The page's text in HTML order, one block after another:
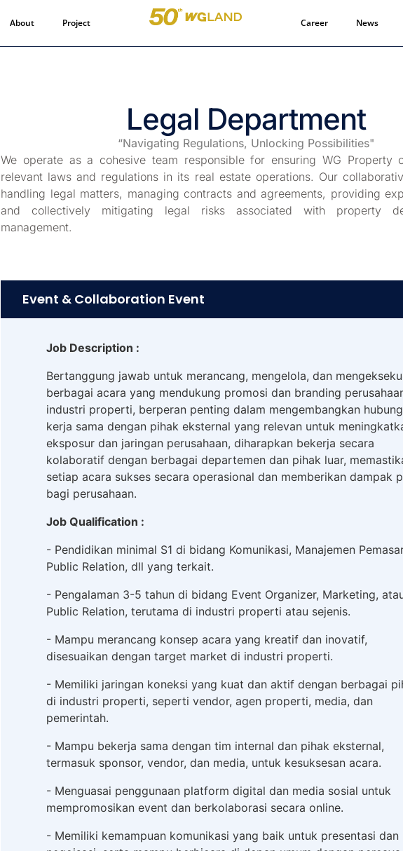
About Project Career News
Legal Department
“Navigating Regulations, Unlocking Possibilities"
We operate as a cohesive team responsible for ensuring WG Property
relevant laws and regulations in its real estate operations. Our
handling legal matters, managing contracts and agreements, providing
and collectively mitigating legal risks associated with property
management.
Event & Collaboration Event
Job Description :
Bertanggung jawab untuk merancang, mengelola, dan
berbagai acara yang mendukung promosi dan branding
industri properti, berperan penting dalam mengembangkan
kerja sama dengan pihak eksternal yang relevan untuk
eksposur dan jaringan perusahaan, diharapkan bekerja secara
kolaboratif dengan berbagai departemen dan pihak luar,
setiap acara sukses secara operasional dan memberikan dampak
bagi perusahaan.
Job Qualification :
- Pendidikan minimal S1 di bidang Komunikasi, Manajemen
Public Relation, dll yang terkait.
- Pengalaman 3-5 tahun di bidang Event Organizer, Marketing,
Public Relation, terutama di industri properti atau sejenis.
- Mampu merancang konsep acara yang kreatif dan inovatif,
disesuaikan dengan target market di industri properti.
- Memiliki jaringan koneksi yang kuat dan aktif dengan berbagai
di industri properti, seperti vendor, agen properti, media, dan
pemerintah.
- Mampu bekerja sama dengan tim internal dan pihak eksternal,
termasuk sponsor, vendor, dan media, untuk kesuksesan acara.
- Menguasai penggunaan platform digital dan media sosial untuk
mempromosikan event dan berkolaborasi secara online.
- Memiliki kemampuan komunikasi yang baik untuk presentasi dan